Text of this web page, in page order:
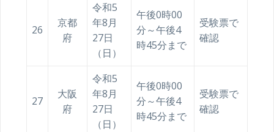
26
京都
府
令和5
年8月
27日
（日）
午後0時00
分～午後4
時45分まで
受験票で
確認
27
大阪
府
令和5
年8月
27日
（日）
午後0時00
分～午後4
時45分まで
受験票で
確認